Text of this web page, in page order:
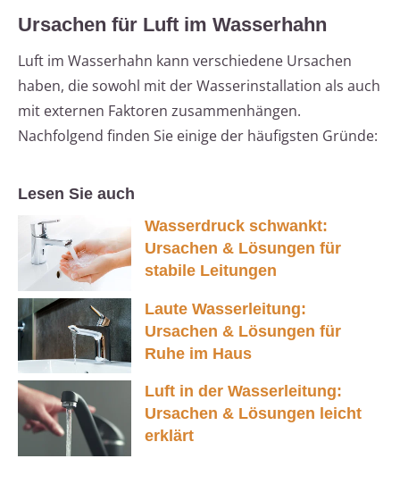
Ursachen für Luft im Wasserhahn
Luft im Wasserhahn kann verschiedene Ursachen
haben, die sowohl mit der Wasserinstallation als auch
mit externen Faktoren zusammenhängen.
Nachfolgend finden Sie einige der häufigsten Gründe:
Lesen Sie auch
Wasserdruck schwankt:
Ursachen & Lösungen für
stabile Leitungen
Laute Wasserleitung:
Ursachen & Lösungen für
Ruhe im Haus
Luft in der Wasserleitung:
Ursachen & Lösungen leicht
erklärt